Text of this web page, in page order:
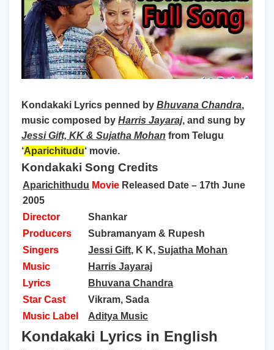
Kondakaki Lyrics penned by Bhuvana Chandra,
music composed by Harris Jayaraj, and sung by
Jessi Gift, KK & Sujatha Mohan from Telugu
‘Aparichitudu‘ movie.
Kondakaki Song Credits
Aparichithudu Movie Released Date – 17th June
2005
Director
Shankar
Producers
Subramanyam & Rupesh
Singers
Jessi Gift, K K, Sujatha Mohan
Music
Harris Jayaraj
Lyrics
Bhuvana Chandra
Star Cast
Vikram, Sada
Music Label
Aditya Music
Kondakaki Lyrics in English